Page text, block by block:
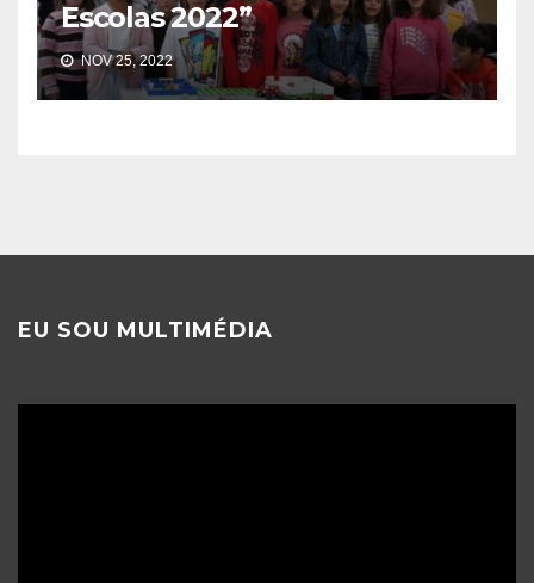
Escolas 2022”
NOV 25, 2022
EU SOU MULTIMÉDIA